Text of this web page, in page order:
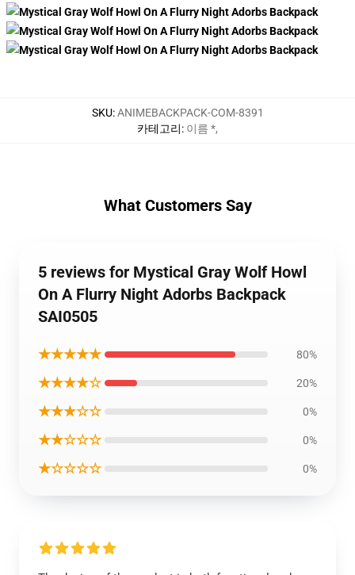
SKU:ANIMEBACKPACK-COM-8391
카테고리: 이름 *,
What Customers Say
5 reviews for Mystical Gray Wolf Howl
On A Flurry Night Adorbs Backpack
SAI0505
★★★★★ 80%
★★★★☆ 20%
★★★☆☆ 0%
★★☆☆☆ 0%
★☆☆☆☆ 0%